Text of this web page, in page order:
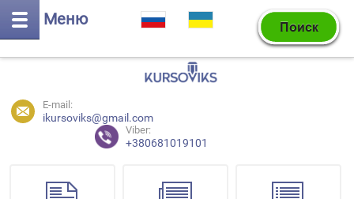
Меню
E-mail:
ikursoviks@gmail.com
Viber:
+380681019101